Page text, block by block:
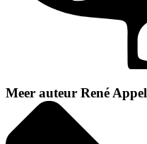
Meer auteur René Appel